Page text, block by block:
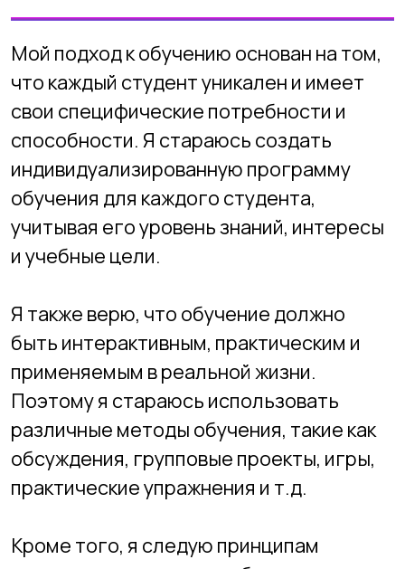
Я также верю, что обучение должно
быть интерактивным, практическим и
применяемым в реальной жизни.
Поэтому я стараюсь использовать
различные методы обучения, такие как
обсуждения, групповые проекты, игры,
практические упражнения и т.д.
Кроме того, я следую принципам
позитивного подхода к обучению,
поощряя студентов, поддерживая их
трудности. Я верю, что мотивация и
уверенность в своих силах играют
важную роль в успешном обучении.
Проекты и достижения:
⁃ Создание программного обеспечения,
разработка веб-сайтов.
приложений для мобильных устройств.
⁃ Проведение обучающих курсов по